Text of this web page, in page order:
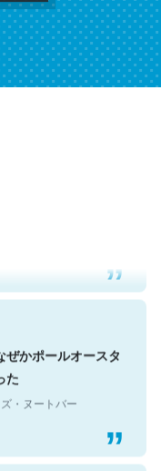
ろうなと凄く思
め。自分はこの流
hit. Shit.
・ヌートバー
かポールオースタ